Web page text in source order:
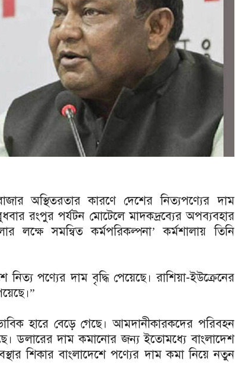
অস্থিতরতার কারণে দেশের নিত্যপণ্যের দাম
রংপুর পর্যটন মোটেলে মাদকদ্রব্যের অপব্যবহার
সমন্বিত কর্মপরিকল্পনা’ কর্মশালায় তিনি
নিত্য পণ্যের দাম বৃদ্ধি পেয়েছে। রাশিয়া-ইউক্রেনের
হারে বেড়ে গেছে। আমদানীকারকদের পরিবহন
ডলারের দাম কমানোর জন্য ইতোমধ্যে বাংলাদেশ
শিকার বাংলাদেশে পণ্যের দাম কমা নিয়ে নতুন